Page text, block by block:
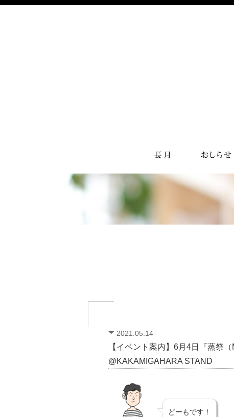
2021.05.14
【イベント案内】6月4日『蒸祭
@KAKAMIGAHARA STAND
どーもです！